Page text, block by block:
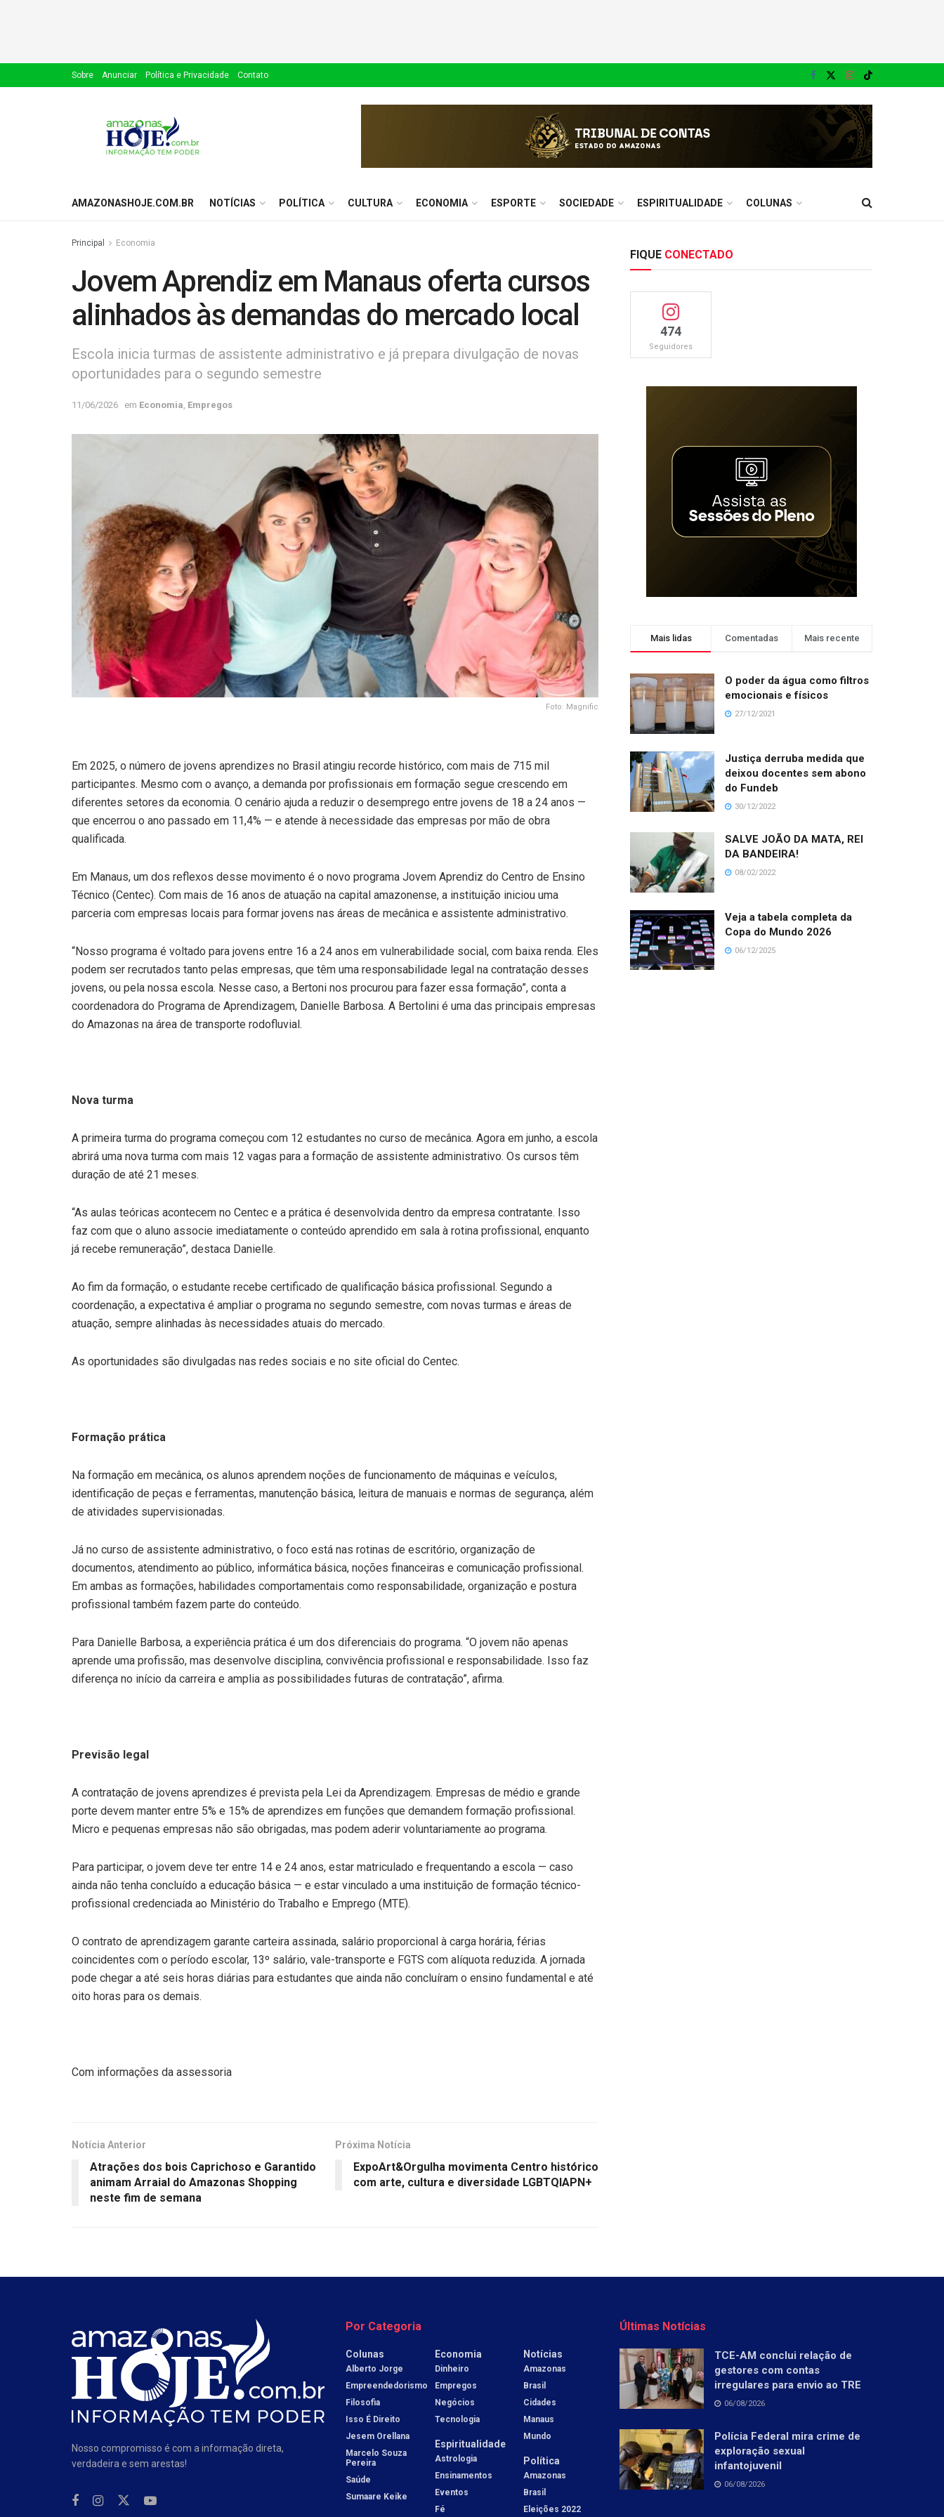
Sobre Anunciar Política e Privacidade Contato
AMAZONASHOJE.COM.BR NOTÍCIAS POLÍTICA CULTURA ECONOMIA ESPORTE SOCIEDADE ESPIRITUALIDADE COLUNAS
Principal Economia
Jovem Aprendiz em Manaus oferta cursos
alinhados às demandas do mercado local
Escola inicia turmas de assistente administrativo e já prepara divulgação de novas
oportunidades para o segundo semestre
11/06/2026 em Economia Empregos
Foto: Magnific
Em 2025, o número de jovens aprendizes no Brasil atingiu recorde histórico, com mais de 715 mil
participantes. Mesmo com o avanço, a demanda por profissionais em formação segue crescendo em
diferentes setores da economia. O cenário ajuda a reduzir o desemprego entre jovens de 18 a 24 anos —
que encerrou o ano passado em 11,4% — e atende à necessidade das empresas por mão de obra
qualificada.
Em Manaus, um dos reflexos desse movimento é o novo programa Jovem Aprendiz do Centro de Ensino
Técnico (Centec). Com mais de 16 anos de atuação na capital amazonense, a instituição iniciou uma
parceria com empresas locais para formar jovens nas áreas de mecânica e assistente administrativo.
“Nosso programa é voltado para jovens entre 16 a 24 anos em vulnerabilidade social, com baixa renda. Eles
podem ser recrutados tanto pelas empresas, que têm uma responsabilidade legal na contratação desses
jovens, ou pela nossa escola. Nesse caso, a Bertoni nos procurou para fazer essa formação”, conta a
coordenadora do Programa de Aprendizagem, Danielle Barbosa. A Bertolini é uma das principais empresas
do Amazonas na área de transporte rodofluvial.
Nova turma
A primeira turma do programa começou com 12 estudantes no curso de mecânica. Agora em junho, a escola
abrirá uma nova turma com mais 12 vagas para a formação de assistente administrativo. Os cursos têm
duração de até 21 meses.
“As aulas teóricas acontecem no Centec e a prática é desenvolvida dentro da empresa contratante. Isso
faz com que o aluno associe imediatamente o conteúdo aprendido em sala à rotina profissional, enquanto
já recebe remuneração”, destaca Danielle.
Ao fim da formação, o estudante recebe certificado de qualificação básica profissional. Segundo a
coordenação, a expectativa é ampliar o programa no segundo semestre, com novas turmas e áreas de
atuação, sempre alinhadas às necessidades atuais do mercado.
As oportunidades são divulgadas nas redes sociais e no site oficial do Centec.
Formação prática
Na formação em mecânica, os alunos aprendem noções de funcionamento de máquinas e veículos,
identificação de peças e ferramentas, manutenção básica, leitura de manuais e normas de segurança, além
de atividades supervisionadas.
Já no curso de assistente administrativo, o foco está nas rotinas de escritório, organização de
documentos, atendimento ao público, informática básica, noções financeiras e comunicação profissional.
Em ambas as formações, habilidades comportamentais como responsabilidade, organização e postura
profissional também fazem parte do conteúdo.
Para Danielle Barbosa, a experiência prática é um dos diferenciais do programa. “O jovem não apenas
aprende uma profissão, mas desenvolve disciplina, convivência profissional e responsabilidade. Isso faz
diferença no início da carreira e amplia as possibilidades futuras de contratação”, afirma.
Previsão legal
A contratação de jovens aprendizes é prevista pela Lei da Aprendizagem. Empresas de médio e grande
porte devem manter entre 5% e 15% de aprendizes em funções que demandem formação profissional.
Micro e pequenas empresas não são obrigadas, mas podem aderir voluntariamente ao programa.
Para participar, o jovem deve ter entre 14 e 24 anos, estar matriculado e frequentando a escola — caso
ainda não tenha concluído a educação básica — e estar vinculado a uma instituição de formação técnico-
profissional credenciada ao Ministério do Trabalho e Emprego (MTE).
O contrato de aprendizagem garante carteira assinada, salário proporcional à carga horária, férias
coincidentes com o período escolar, 13º salário, vale-transporte e FGTS com alíquota reduzida. A jornada
pode chegar a até seis horas diárias para estudantes que ainda não concluíram o ensino fundamental e até
oito horas para os demais.
Com informações da assessoria
Notícia Anterior
Atrações dos bois Caprichoso e Garantido
animam Arraial do Amazonas Shopping
neste fim de semana
Próxima Notícia
ExpoArt&Orgulha movimenta Centro histórico
com arte, cultura e diversidade LGBTQIAPN+
FIQUE CONECTADO
474
Seguidores
Mais lidas Comentadas Mais recente
O poder da água como filtros
emocionais e físicos
27/12/2021
Justiça derruba medida que
deixou docentes sem abono
do Fundeb
30/12/2022
SALVE JOÃO DA MATA, REI
DA BANDEIRA!
08/02/2022
Veja a tabela completa da
Copa do Mundo 2026
06/12/2025
Nosso compromisso é com a informação direta,
verdadeira e sem arestas!
Por Categoria
Colunas
Alberto Jorge
Empreendedorismo
Filosofia
Isso É Direito
Jesem Orellana
Marcelo Souza
Pereira
Saúde
Sumaare Keike
Economia
Dinheiro
Empregos
Negócios
Tecnologia
Espiritualidade
Astrologia
Ensinamentos
Eventos
Fé
Notícias
Amazonas
Brasil
Cidades
Manaus
Mundo
Política
Amazonas
Brasil
Eleições 2022
Últimas Notícias
TCE-AM conclui relação de
gestores com contas
irregulares para envio ao TRE
06/08/2026
Polícia Federal mira crime de
exploração sexual
infantojuvenil
06/08/2026